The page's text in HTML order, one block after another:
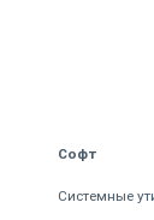
Софт
Системные